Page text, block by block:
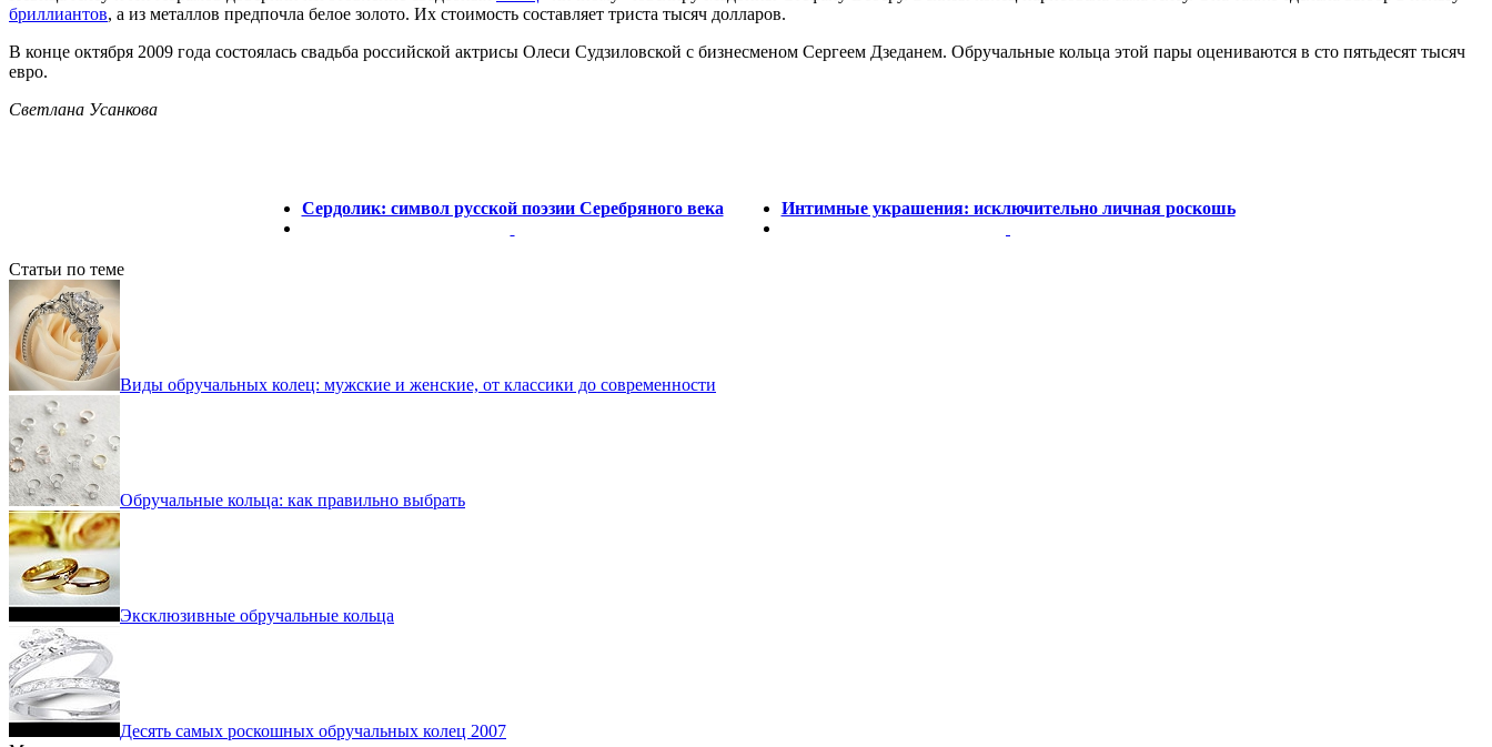
бриллиантов, а из металлов предпочла белое золото. Их стоимость составляет триста тысяч долларов.
В конце октября 2009 года состоялась свадьба российской актрисы Олеси Судзиловской с бизнесменом Сергеем Дзеданем. Обручальные кольца этой пары оцениваются в сто пятьдесят тысяч
евро.
Светлана Усанкова
Сердолик: символ русской поэзии Серебряного века Интимные украшения: исключительно личная роскошь
Статьи по теме
Виды обручальных колец: мужские и женские, от классики до современности
Обручальные кольца: как правильно выбрать
Эксклюзивные обручальные кольца
Десять самых роскошных обручальных колец 2007